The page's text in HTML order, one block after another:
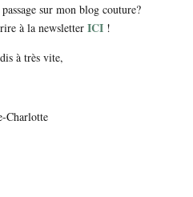
sur mon blog couture?
à la newsletter ICI!
à très vite,
Charlotte